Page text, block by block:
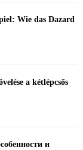
Wie das Dazard
a kétlépcsős
и